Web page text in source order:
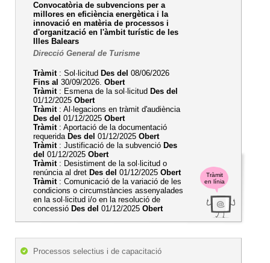
Tràmit
en línia
Convocatòria de subvencions per a
millores en eficiència energètica i la
innovació en matèria de processos i
d'organització en l'àmbit turístic de les
Illes Balears
Direcció General de Turisme
Tràmit: Sol·licitud Des del 08/06/2026
Fins al 30/09/2026. Obert
Tràmit: Esmena de la sol·licitud Des del
01/12/2025 Obert
Tràmit: Al·legacions en tràmit d'audiència
Des del 01/12/2025 Obert
Tràmit: Aportació de la documentació
requerida Des del 01/12/2025 Obert
Tràmit: Justificació de la subvenció Des
del 01/12/2025 Obert
Tràmit: Desistiment de la sol·licitud o
renúncia al dret Des del 01/12/2025 Obert
Tràmit: Comunicació de la variació de les
condicions o circumstàncies assenyalades
en la sol·licitud i/o en la resolució de
concessió Des del 01/12/2025 Obert
Processos selectius i de capacitació